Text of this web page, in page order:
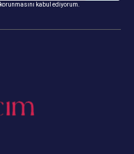
korunmasını kabul ediyorum.